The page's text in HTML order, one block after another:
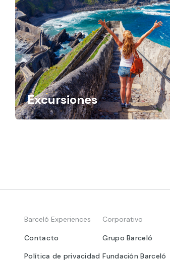
Excursiones
Barceló Experiences
Contacto
Política de privacidad
Corporativo
Grupo Barceló
Fundación Barceló